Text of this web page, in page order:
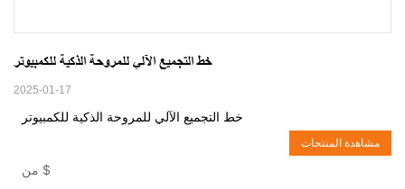
خط التجميع الآلي للمروحة الذكية للكمبيوتر
2025-01-17
خط التجميع الآلي للمروحة الذكية للكمبيوتر
$
مشاهدة المنتجات